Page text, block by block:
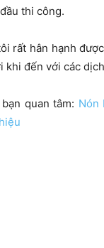
thi công.
rất hân hạnh
khi đến với các
quan tâm: Nón